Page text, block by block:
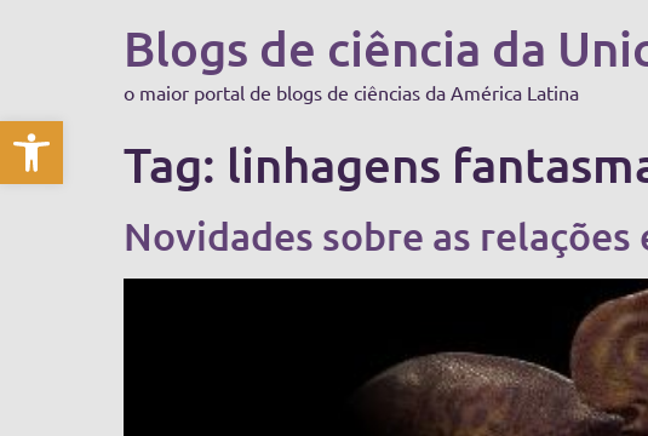
Abrir a barra de ferramentas
Blogs de ciência da
o maior portal de blogs de ciências da América Latina
Tag: linhagens
Novidades sobre as